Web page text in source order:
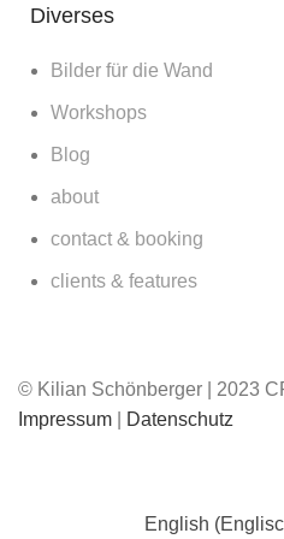
Diverses
Bilder für die Wand
Workshops
Blog
about
contact & booking
clients & features
© Kilian Schönberger | 2023
Impressum
Datenschutz
English (